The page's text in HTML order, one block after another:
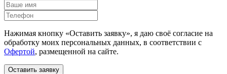
Нажимая кнопку «Оставить заявку», я даю своё согласие на
обработку моих персональных данных, в соответствии с
Офертой, размещенной на сайте.
Оставить заявку